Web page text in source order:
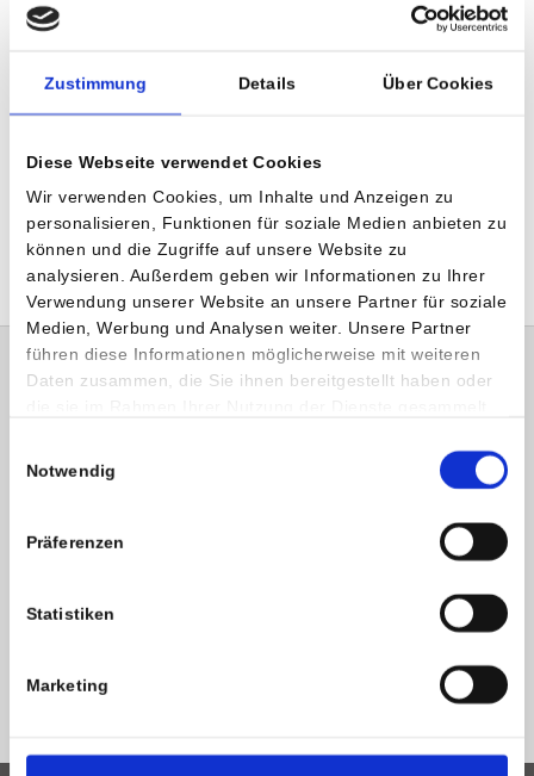
Zustimmung Details Über Cookies
Diese Webseite verwendet Cookies
Wir verwenden Cookies, um Inhalte und Anzeigen zu
personalisieren, Funktionen für soziale Medien anbieten zu
können und die Zugriffe auf unsere Website zu
analysieren. Außerdem geben wir Informationen zu Ihrer
Verwendung unserer Website an unsere Partner für soziale
Medien, Werbung und Analysen weiter. Unsere Partner
führen diese Informationen möglicherweise mit weiteren
Daten zusammen, die Sie ihnen bereitgestellt haben oder
Notwendig
Präferenzen
Statistiken
Marketing
Medikamente, die Sie regelmäßig einnehmen müssen,
Nordic Walking Stöcke sofern vorhanden (für
Freizeitgestaltung - nach ärztlicher Freigabe)
Pulsuhr sofern vorhanden (Ausleihen möglich)
Impfpass, Zeckenschutzimpfung für Frühlings-, Sommer-
und Herbstmonate wird empfohlen
Presse